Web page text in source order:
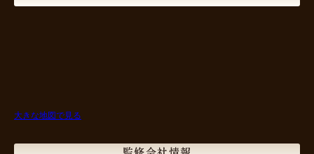
大きな地図で見る